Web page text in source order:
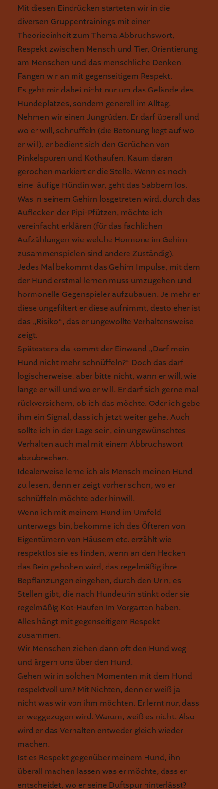
Mit diesen Eindrücken starteten wir in die
diversen Gruppentrainings mit einer
Theorieeinheit zum Thema Abbruchswort,
Respekt zwischen Mensch und Tier, Orientierung
am Menschen und das menschliche Denken.
Fangen wir an mit gegenseitigem Respekt.
Es geht mir dabei nicht nur um das Gelände des
Hundeplatzes, sondern generell im Alltag.
Nehmen wir einen Jungrüden. Er darf überall und
wo er will, schnüffeln (die Betonung liegt auf wo
er will), er bedient sich den Gerüchen von
Pinkelspuren und Kothaufen. Kaum daran
gerochen markiert er die Stelle. Wenn es noch
eine läufige Hündin war, geht das Sabbern los.
Was in seinem Gehirn losgetreten wird, durch das
Auflecken der Pipi-Pfützen, möchte ich
vereinfacht erklären (für das fachlichen
Aufzählungen wie welche Hormone im Gehirn
zusammenspielen sind andere Zuständig).
Jedes Mal bekommt das Gehirn Impulse, mit dem
der Hund erstmal lernen muss umzugehen und
hormonelle Gegenspieler aufzubauen. Je mehr er
diese ungefiltert er diese aufnimmt, desto eher ist
das „Risiko“, das er ungewollte Verhaltensweise
zeigt.
Spätestens da kommt der Einwand „Darf mein
Hund nicht mehr schnüffeln?“ Doch das darf
logischerweise, aber bitte nicht, wann er will, wie
lange er will und wo er will. Er darf sich gerne mal
rückversichern, ob ich das möchte. Oder ich gebe
ihm ein Signal, dass ich jetzt weiter gehe. Auch
sollte ich in der Lage sein, ein ungewünschtes
Verhalten auch mal mit einem Abbruchswort
abzubrechen.
Idealerweise lerne ich als Mensch meinen Hund
zu lesen, denn er zeigt vorher schon, wo er
schnüffeln möchte oder hinwill.
Wenn ich mit meinem Hund im Umfeld
unterwegs bin, bekomme ich des Öfteren von
Eigentümern von Häusern etc. erzählt wie
respektlos sie es finden, wenn an den Hecken
das Bein gehoben wird, das regelmäßig ihre
Bepflanzungen eingehen, durch den Urin, es
Stellen gibt, die nach Hundeurin stinkt oder sie
regelmäßig Kot-Haufen im Vorgarten haben.
Alles hängt mit gegenseitigem Respekt
zusammen.
Wir Menschen ziehen dann oft den Hund weg
und ärgern uns über den Hund.
Gehen wir in solchen Momenten mit dem Hund
respektvoll um? Mit Nichten, denn er weiß ja
nicht was wir von ihm möchten. Er lernt nur, dass
er weggezogen wird. Warum, weiß es nicht. Also
wird er das Verhalten entweder gleich wieder
machen.
Ist es Respekt gegenüber meinem Hund, ihn
überall machen lassen was er möchte, dass er
entscheidet, wo er seine Duftspur hinterlässt?